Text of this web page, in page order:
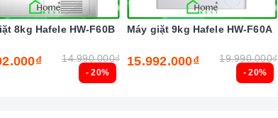
- 20%
8kg Hafele HW-F60B
14.990.000₫
- 20%
Máy giặt 9kg Hafele HW-F60A
15.992.000₫ 19.990.000₫